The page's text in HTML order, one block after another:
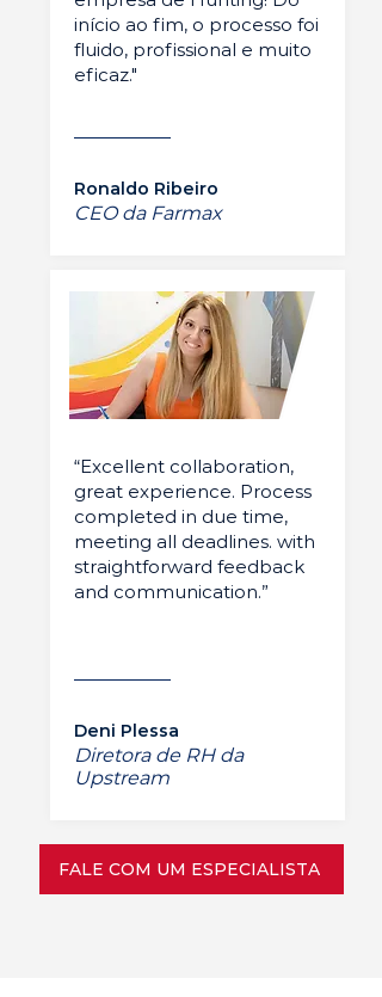
início ao fim, o processo foi
fluido, profissional e muito
eficaz."
Ronaldo Ribeiro
CEO da Farmax
“Excellent collaboration,
great experience. Process
completed in due time,
meeting all deadlines. with
straightforward feedback
and communication.”
Deni Plessa
Diretora de RH da
Upstream
FALE COM UM ESPECIALISTA